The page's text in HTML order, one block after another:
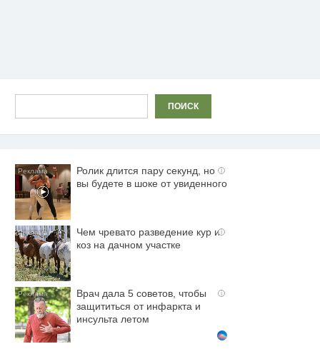
ПОИСК
i
Ролик длится пару секунд, но
вы будете в шоке от увиденного
i
Чем чревато разведение кур и
коз на дачном участке
i
Врач дала 5 советов, чтобы
защититься от инфаркта и
инсульта летом